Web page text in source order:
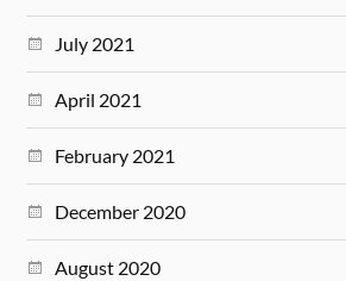
July 2021
April 2021
February 2021
December 2020
August 2020